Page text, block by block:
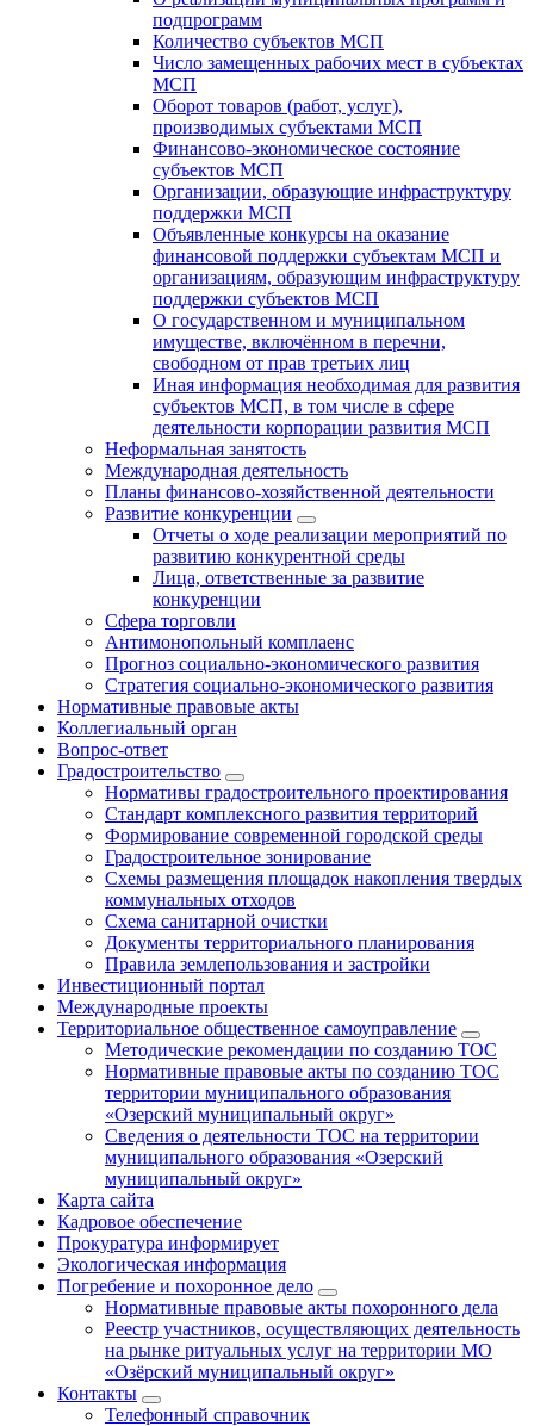
подпрограмм
Количество субъектов МСП
Число замещенных рабочих мест в субъектах
МСП
Оборот товаров (работ, услуг),
производимых субъектами МСП
Финансово-экономическое состояние
субъектов МСП
Организации, образующие инфраструктуру
поддержки МСП
Объявленные конкурсы на оказание
финансовой поддержки субъектам МСП и
организациям, образующим инфраструктуру
поддержки субъектов МСП
О государственном и муниципальном
имуществе, включённом в перечни,
свободном от прав третьих лиц
Иная информация необходимая для развития
субъектов МСП, в том числе в сфере
деятельности корпорации развития МСП
Неформальная занятость
Международная деятельность
Планы финансово-хозяйственной деятельности
Развитие конкуренции
Отчеты о ходе реализации мероприятий по
развитию конкурентной среды
Лица, ответственные за развитие
конкуренции
Сфера торговли
Антимонопольный комплаенс
Прогноз социально-экономического развития
Стратегия социально-экономического развития
Нормативные правовые акты
Коллегиальный орган
Вопрос-ответ
Градостроительство
Нормативы градостроительного проектирования
Стандарт комплексного развития территорий
Формирование современной городской среды
Градостроительное зонирование
Схемы размещения площадок накопления твердых
коммунальных отходов
Схема санитарной очистки
Документы территориального планирования
Правила землепользования и застройки
Инвестиционный портал
Международные проекты
Территориальное общественное самоуправление
Методические рекомендации по созданию ТОС
Нормативные правовые акты по созданию ТОС
территории муниципального образования
«Озерский муниципальный округ»
Сведения о деятельности ТОС на территории
муниципального образования «Озерский
муниципальный округ»
Карта сайта
Кадровое обеспечение
Прокуратура информирует
Экологическая информация
Погребение и похоронное дело
Нормативные правовые акты похоронного дела
Реестр участников, осуществляющих деятельность
на рынке ритуальных услуг на территории МО
«Озёрский муниципальный округ»
Контакты
Телефонный справочник